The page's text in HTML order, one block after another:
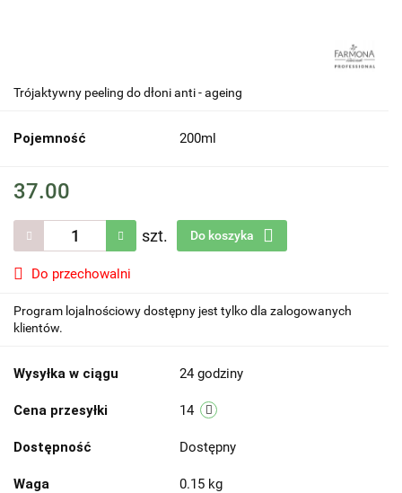
Trójaktywny peeling do dłoni anti - ageing
Pojemność 200ml
37.00
szt. Do koszyka
Do przechowalni
Program lojalnościowy dostępny jest tylko dla zalogowanych
klientów.
Wysyłka w ciągu 24 godziny
Cena przesyłki 14
Dostępność Dostępny
Waga 0.15 kg